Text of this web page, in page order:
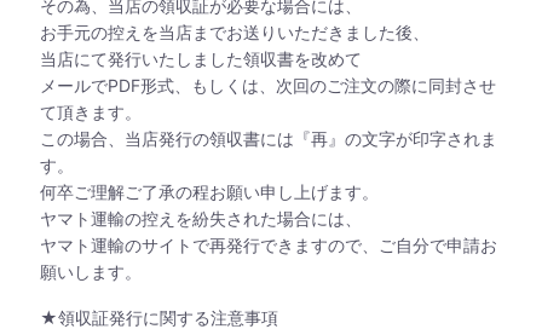
その為、当店の領収証が必要な場合には、
お手元の控えを当店までお送りいただきました後、
当店にて発行いたしました領収書を改めて
メールでPDF形式、もしくは、次回のご注文の際に同封させ
て頂きます。
この場合、当店発行の領収書には『再』の文字が印字されま
す。
何卒ご理解ご了承の程お願い申し上げます。
ヤマト運輸の控えを紛失された場合には、
ヤマト運輸のサイトで再発行できますので、ご自分で申請お
願いします。
★領収証発行に関する注意事項